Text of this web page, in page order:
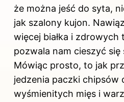
że można jeść do syta,
jak szalony kujon.
więcej białka i zdrowych
pozwala nam cieszyć się
Mówiąc prosto, to jak
jedzenia paczki chipsów
wyśmienitych mięs i